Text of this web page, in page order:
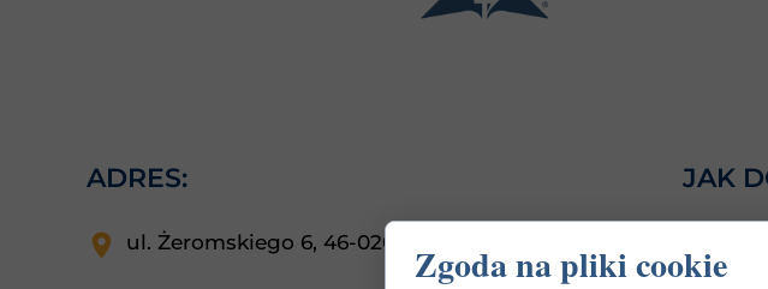
JAK
ADRES:
ul. Żeromskiego 6, 46-020 OpoleZgoda na pliki cookie